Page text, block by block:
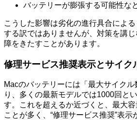
バッテリーが膨張する可能性な
こうした影響は劣化の進行具合によ
する訳ではありませんが、対策を講
障をきたすことがあります。
修理サービス推奨表示とサイク
Macのバッテリーには「最大サイク
り、多くの最新モデルでは1000回と
す。これを超えるか近づくと、最大
ことが多く、“修理サービス推奨”表